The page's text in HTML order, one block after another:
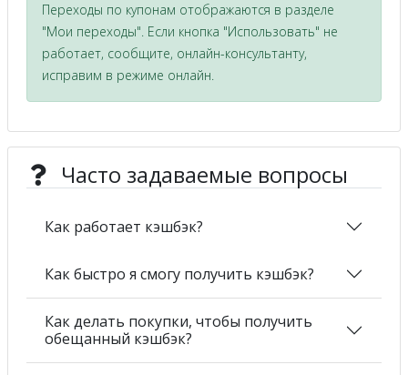
Переходы по купонам отображаются в разделе
"Мои переходы". Если кнопка "Использовать" не
работает, сообщите, онлайн-консультанту,
исправим в режиме онлайн.
Часто задаваемые вопросы
Как работает кэшбэк?
Как быстро я смогу получить кэшбэк?
Как делать покупки, чтобы получить
обещанный кэшбэк?